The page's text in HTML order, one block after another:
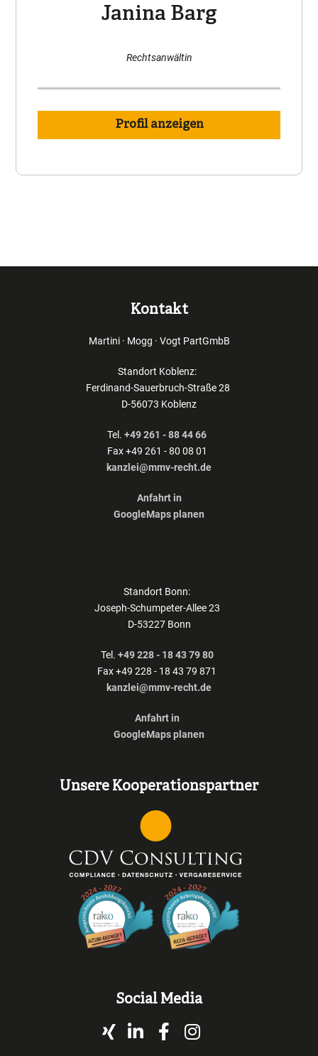
Janina Barg
Rechtsanwältin
Profil anzeigen
Kontakt
Martini · Mogg · Vogt PartGmbB
Standort Koblenz:
Ferdinand-Sauerbruch-Straße 28
D-56073 Koblenz
Tel. +49 261 - 88 44 66
Fax +49 261 - 80 08 01
kanzlei@mmv-recht.de
Anfahrt in
GoogleMaps planen
Standort Bonn:
Joseph-Schumpeter-Allee 23
D-53227 Bonn
Tel. +49 228 - 18 43 79 80
Fax +49 228 - 18 43 79 871
kanzlei@mmv-recht.de
Anfahrt in
GoogleMaps planen
Unsere Kooperationspartner
Social Media